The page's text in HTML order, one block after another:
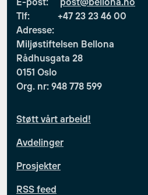
Tlf: +47 23 23 46 00
Adresse:
Miljøstiftelsen Bellona
Rådhusgata 28
0151 Oslo
Org. nr: 948 778 599
Støtt vårt arbeid!
Avdelinger
Prosjekter
RSS feed